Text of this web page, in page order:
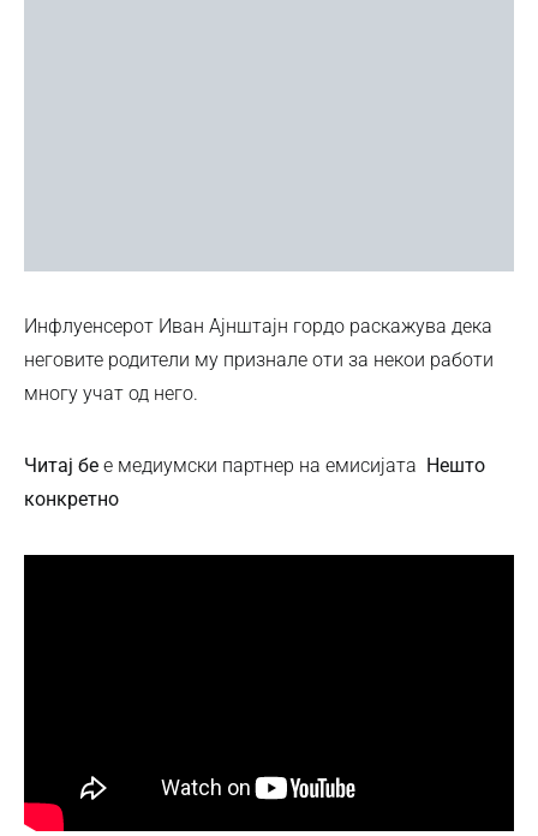
Инфлуенсерот Иван Ајнштајн гордо раскажува дека
неговите родители му признале оти за некои работи
многу учат од него.
Читај бе е медиумски партнер на емисијата Нешто
конкретно